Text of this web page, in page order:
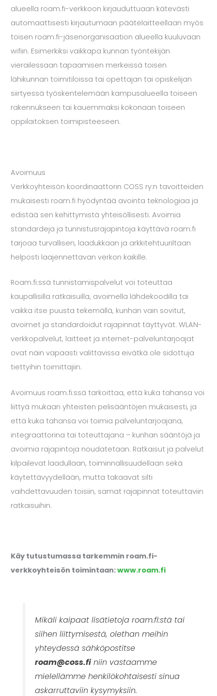
alueella roam.fi-verkkoon kirjauduttuaan kätevästi
automaattisesti kirjautumaan päätelaitteellaan myös
toisen roam.fi-jäsenorganisaation alueella kuuluvaan
wifiin. Esimerkiksi vaikkapa kunnan työntekijän
vierailessaan tapaamisen merkeissä toisen
lähikunnan toimitiloissa tai opettajan tai opiskelijan
siirtyessä työskentelemään kampusalueella toiseen
rakennukseen tai kauemmaksi kokonaan toiseen
oppilaitoksen toimipisteeseen.
Avoimuus
Verkkoyhteisön koordinaattorin COSS ry:n tavoitteiden
mukaisesti roam.fi hyödyntää avointa teknologiaa ja
edistää sen kehittymistä yhteisöllisesti. Avoimia
standardeja ja tunnistusrajapintoja käyttävä roam.fi
tarjoaa turvallisen, laadukkaan ja arkkitehtuuriltaan
helposti laajennettavan verkon kaikille.
Roam.fi:ssä tunnistamispalvelut voi toteuttaa
kaupallisilla ratkaisuilla, avoimella lähdekoodilla tai
vaikka itse puusta tekemällä, kunhan vain sovitut,
avoimet ja standardoidut rajapinnat täyttyvät. WLAN-
verkkopalvelut, laitteet ja internet-palveluntarjoajat
ovat näin vapaasti valittavissa eivätkä ole sidottuja
tiettyihin toimittajiin.
Avoimuus roam.fi:ssä tarkoittaa, että kuka tahansa voi
liittyä mukaan yhteisten pelisääntöjen mukaisesti, ja
että kuka tahansa voi toimia palveluntarjoajana,
integraattorina tai toteuttajana – kunhan sääntöjä ja
avoimia rajapintoja noudatetaan. Ratkaisut ja palvelut
kilpailevat laadullaan, toiminnallisuudellaan sekä
käytettävyydellään, mutta takaavat silti
vaihdettavuuden toisiin, samat rajapinnat toteuttaviin
ratkaisuihin.
Käy tutustumassa tarkemmin roam.fi-
verkkoyhteisön toimintaan:www.roam.fi
Mikäli kaipaat lisätietoja roam.fi:stä tai
siihen liittymisestä, olethan meihin
yhteydessä sähköpostitse
roam@coss.finiin vastaamme
mielellämme henkilökohtaisesti sinua
askarruttaviin kysymyksiin.